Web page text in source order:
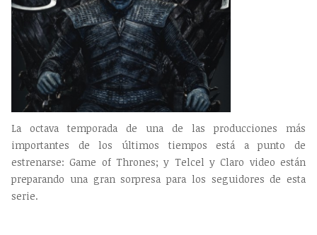
La octava temporada de una de las producciones más
importantes de los últimos tiempos está a punto de
estrenarse: Game of Thrones; y Telcel y Claro video están
preparando una gran sorpresa para los seguidores de esta
serie.